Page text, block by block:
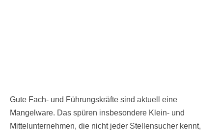
Gute Fach- und Führungskräfte sind aktuell eine
Mangelware. Das spüren insbesondere Klein- und
Mittelunternehmen, die nicht jeder Stellensucher kennt,